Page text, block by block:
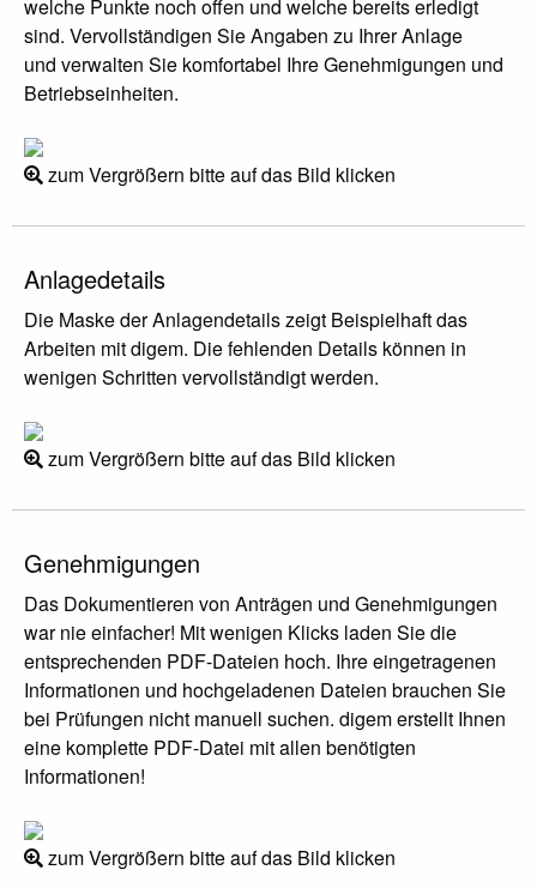
welche Punkte noch offen und welche bereits erledigt
sind. Vervollständigen Sie Angaben zu Ihrer Anlage
und verwalten Sie komfortabel Ihre Genehmigungen und
Betriebseinheiten.
zum Vergrößern bitte auf das Bild klicken
Anlagedetails
Die Maske der Anlagendetails zeigt Beispielhaft das
Arbeiten mit digem. Die fehlenden Details können in
wenigen Schritten vervollständigt werden.
zum Vergrößern bitte auf das Bild klicken
Genehmigungen
Das Dokumentieren von Anträgen und Genehmigungen
war nie einfacher! Mit wenigen Klicks laden Sie die
entsprechenden PDF-Dateien hoch. Ihre eingetragenen
Informationen und hochgeladenen Dateien brauchen Sie
bei Prüfungen nicht manuell suchen. digem erstellt Ihnen
eine komplette PDF-Datei mit allen benötigten
Informationen!
zum Vergrößern bitte auf das Bild klicken